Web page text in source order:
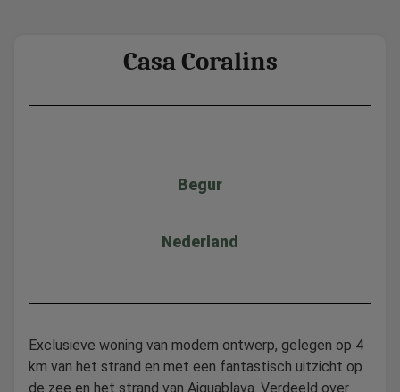
Casa Coralins
Begur
Nederland
Exclusieve woning van modern ontwerp, gelegen op 4
km van het strand en met een fantastisch uitzicht op
de zee en het strand van Aiguablava. Verdeeld over